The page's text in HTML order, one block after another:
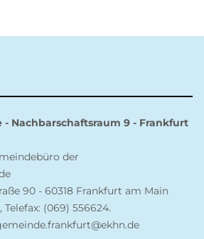
- Nachbarschaftsraum 9 - Frankfurt
der
90 - 60318 Frankfurt am Main
Telefax: (069) 556624.